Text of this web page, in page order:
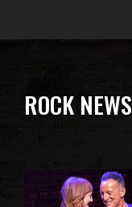
ROCK NEWS